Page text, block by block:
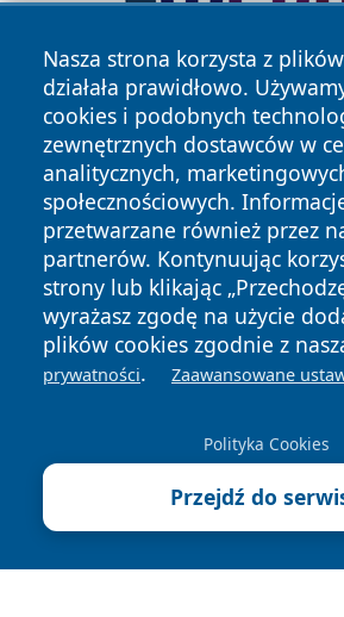
Nasza strona korzysta z
działała prawidłowo.
cookies i podobnych
zewnętrznych dostawców w
analitycznych,
społecznościowych.
przetwarzane również przez
partnerów. Kontynuując
strony lub klikając
wyrażasz zgodę na użycie
plików cookies zgodnie z
prywatności. Zaawansowane
Polityka Cookies
Przejdź do
Copyright © 2026 tczewski24.pl
News Autorzy
Polityka
Prywatności